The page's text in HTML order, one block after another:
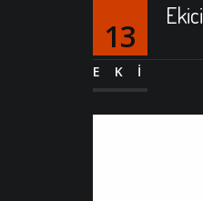
13
EKI
Ekici